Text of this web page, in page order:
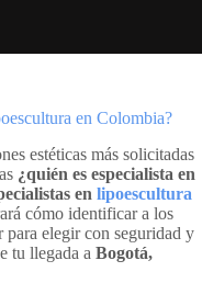
en Colombia?
estéticas más solicitadas
¿quién es especialista en
en lipoescultura
cómo identificar a los
para elegir con seguridad y
tu llegada a Bogotá,